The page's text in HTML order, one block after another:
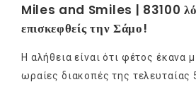
Miles and Smiles | 83100
επισκεφθείς την Σάμο!
Η αλήθεια είναι ότι φέτος έκανα
ωραίες διακοπές της τελευταίας